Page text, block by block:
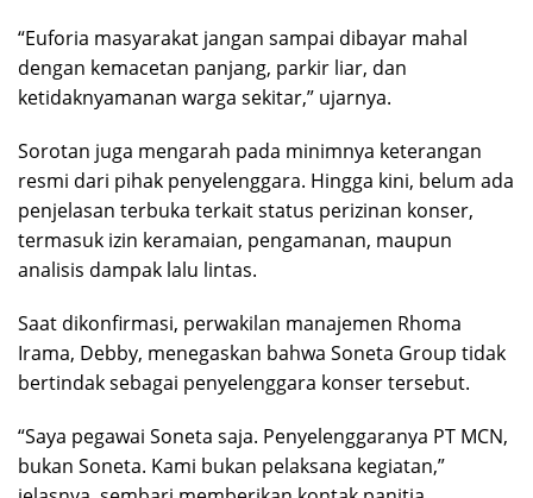
“Euforia masyarakat jangan sampai dibayar mahal
dengan kemacetan panjang, parkir liar, dan
ketidaknyamanan warga sekitar,” ujarnya.
Sorotan juga mengarah pada minimnya keterangan
resmi dari pihak penyelenggara. Hingga kini, belum ada
penjelasan terbuka terkait status perizinan konser,
termasuk izin keramaian, pengamanan, maupun
analisis dampak lalu lintas.
Saat dikonfirmasi, perwakilan manajemen Rhoma
Irama, Debby, menegaskan bahwa Soneta Group tidak
bertindak sebagai penyelenggara konser tersebut.
“Saya pegawai Soneta saja. Penyelenggaranya PT MCN,
bukan Soneta. Kami bukan pelaksana kegiatan,”